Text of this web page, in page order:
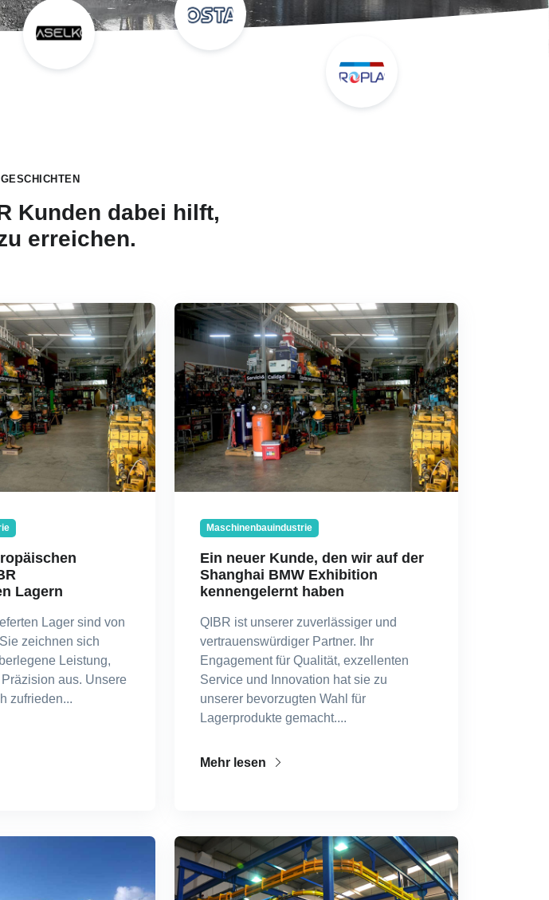
Kunden dabei hilft,
erreichen.
Lagern
Lager sind von
zeichnen sich
Leistung,
aus. Unsere
zufrieden...
Maschinenbauindustrie
Ein neuer Kunde, den wir auf der
Shanghai BMW Exhibition
kennengelernt haben
QIBR ist unserer zuverlässiger und
vertrauenswürdiger Partner. Ihr
Engagement für Qualität, exzellenten
Service und Innovation hat sie zu
unserer bevorzugten Wahl für
Lagerprodukte gemacht....
Mehr lesen